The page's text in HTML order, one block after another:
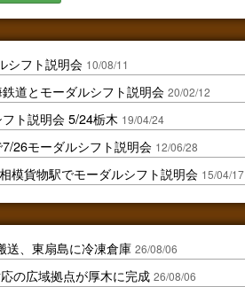
シフト説明会 10/08/11
道とモーダルシフト説明会 20/02/12
ト説明会 5/24栃木 19/04/24
26モーダルシフト説明会 12/06/28
模貨物駅でモーダルシフト説明会 15/04/17
送、東扇島に冷凍倉庫 26/08/06
の広域拠点が厚木に完成 26/08/06